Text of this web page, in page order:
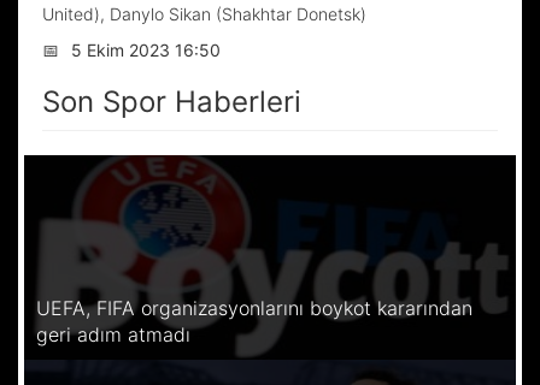
United), Danylo Sikan (Shakhtar Donetsk)
📅
5 Ekim 2023 16:50
Son Spor Haberleri
UEFA, FIFA organizasyonlarını boykot kararından
geri adım atmadı